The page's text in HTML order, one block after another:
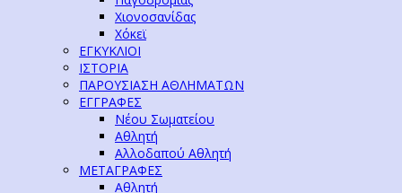
Χιονοσανίδας
Χόκεϊ
ΕΓΚΥΚΛΙΟΙ
ΙΣΤΟΡΙΑ
ΠΑΡΟΥΣΙΑΣΗ ΑΘΛΗΜΑΤΩΝ
ΕΓΓΡΑΦΕΣ
Νέου Σωματείου
Αθλητή
Αλλοδαπού Αθλητή
ΜΕΤΑΓΡΑΦΕΣ
Αθλητή